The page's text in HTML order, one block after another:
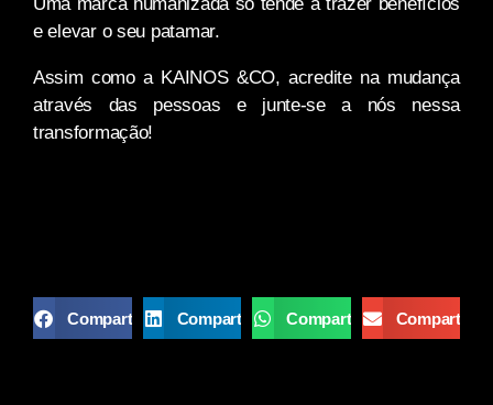
e elevar o seu patamar.
Assim como a KAINOS &CO, acredite na mudança
através das pessoas e junte-se a nós nessa
transformação!
Compartilhar Compartilhar Compartilhar Compartilhar